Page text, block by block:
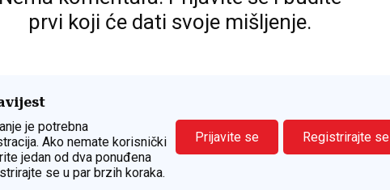
prvi koji će dati svoje mišljenje.
je potrebna
Ako nemate korisnički
jedan od dva ponuđena
se u par brzih koraka.
Prijavite se Registrirajte se